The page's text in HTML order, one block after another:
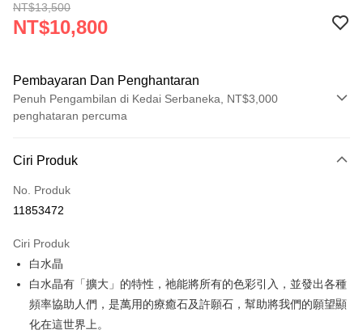
NT$13,500
NT$10,800
Pembayaran Dan Penghantaran
Penuh Pengambilan di Kedai Serbaneka, NT$3,000
penghataran percuma
Kad Kredit (Bayaran Penuh)
Pengambilan di Kedai Serbaneka
Apple Pay
JKOPAY
Easy Wallet
Ciri Produk
No. Produk
11853472
Ciri Produk
白水晶
白水晶有「擴大」的特性，祂能將所有的色彩引入，並發出各種
頻率協助人們，是萬用的療癒石及許願石，幫助將我們的願望顯
化在這世界上。